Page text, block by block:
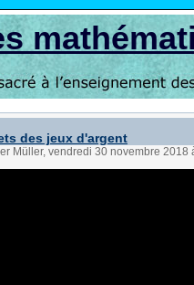
des jeux d'argent
Müller, vendredi 30 novembre 2018